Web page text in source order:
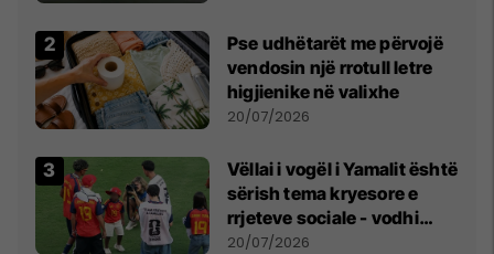
Pse udhëtarët me përvojë
vendosin një rrotull letre
higjienike në valixhe
20/07/2026
Vëllai i vogël i Yamalit është
sërish tema kryesore e
rrjeteve sociale - vodhi
vëmendjen pas finales së
20/07/2026